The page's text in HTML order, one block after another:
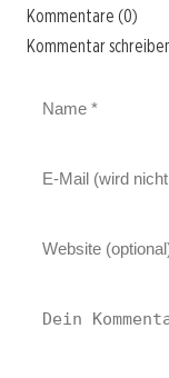
Kommentare (0)
Kommentar